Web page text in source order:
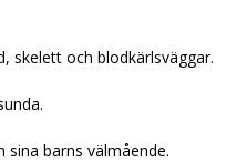
skelett och blodkärlsväggar.
barns välmående.